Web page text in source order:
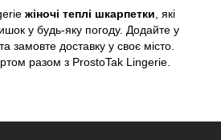
жіночі теплі шкарпетки, які
у будь-яку погоду. Додайте у
замовте доставку у своє місто.
разом з ProstoTak Lingerie.